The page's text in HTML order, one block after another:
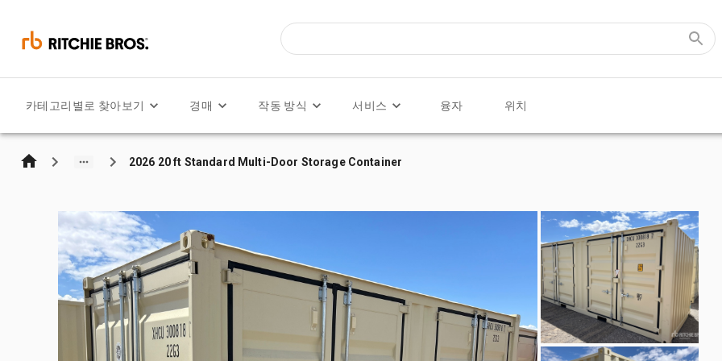
카테고리별로 찾아보기 경매 작동 방식 서비스 융자 위치
2026 20 ft Standard Multi-Door Storage Container